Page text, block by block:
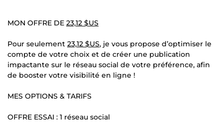
MON OFFRE DE 23,12 $US
Pour seulement 23,12 $US, je vous propose d’optimiser le
compte de votre choix et de créer une publication
impactante sur le réseau social de votre préférence, afin
de booster votre visibilité en ligne !
MES OPTIONS & TARIFS
OFFRE ESSAI : 1 réseau social